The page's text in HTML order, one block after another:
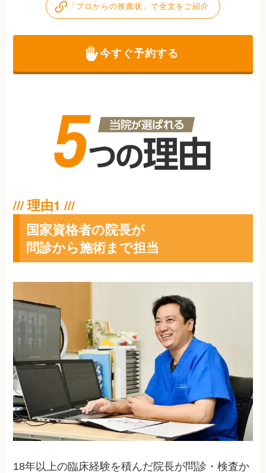
「プロからの推薦状」で全文をご紹介
今すぐ予約する
国家資格者の院長が
問診から施術まで担当
18年以上の臨床経験を積んだ院長が問診・検査か